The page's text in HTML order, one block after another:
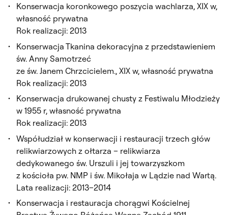
Konserwacja koronkowego poszycia wachlarza, XIX w,
własność prywatna
Rok realizacji: 2013
Konserwacja Tkanina dekoracyjna z przedstawieniem
św. Anny Samotrzeć
ze św. Janem Chrzcicielem., XIX w, własność prywatna
Rok realizacji: 2013
Konserwacja drukowanej chusty z Festiwalu Młodzieży
w 1955 r, własność prywatna
Rok realizacji: 2013
Współudział w konserwacji i restauracji trzech głów
relikwiarzowych z ołtarza – relikwiarza
dedykowanego św. Urszuli i jej towarzyszkom
z kościoła pw. NMP i św. Mikołaja w Lądzie nad Wartą.
Lata realizacji: 2013–2014
Konserwacja i restauracja chorągwi Kościelnej